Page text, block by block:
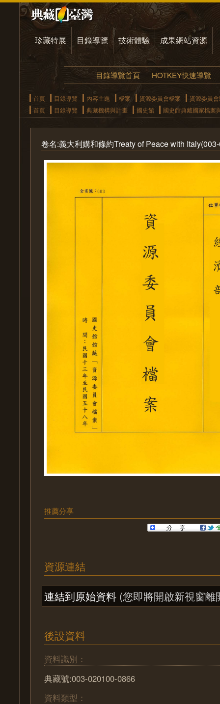
珍藏特展 目錄導覽 技術體驗 成果網站資源
目錄導覽首頁 HOTKEY快速導覽
首頁 目錄導覽 內容主題 檔案 資源委員會檔案
資源委員
首頁
目錄導覽 典藏機構與計畫 國史館 國史館典藏國家檔案
卷名:義大利媾和條約Treaty of Peace with
推薦分享
資源連結
連結到原始資料 (您即將開啟新視窗離
後設資料
資料識別：
典藏號:003-020100-0866
資料類型：